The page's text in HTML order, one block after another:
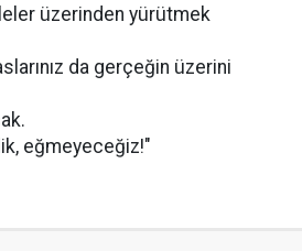
üzerinden yürütmek
da gerçeğin üzerini
eğmeyeceğiz!"